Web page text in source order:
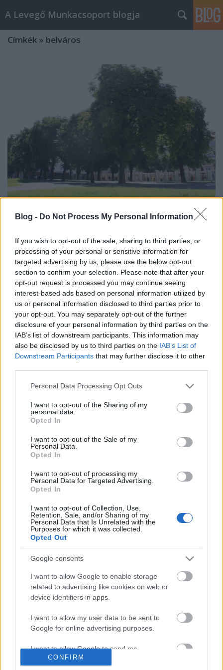
Blog - Do Not Process My Personal Information
If you wish to opt-out of the sale, sharing to third parties, or
processing of your personal or sensitive information for
targeted advertising by us, please use the below opt-out
section to confirm your selection. Please note that after your
opt-out request is processed you may continue seeing
interest-based ads based on personal information utilized by
us or personal information disclosed to third parties prior to
your opt-out. You may separately opt-out of the further
disclosure of your personal information by third parties on the
IAB’s list of downstream participants. This information may
also be disclosed by us to third parties on the IAB’s List of
Downstream Participants that may further disclose it to other
Please note that this website/app uses one or more Google
not limited to your visit or usage behaviour. You may click to
grant or deny consent to Google and its third-party tags to
use your data for below specified purposes in below Google
consent section.
Personal Data Processing Opt Outs
I want to opt-out of the Sharing of my
personal data.
Opted In
I want to opt-out of the Sale of my
Personal Data.
Opted In
I want to opt-out of processing my
Personal Data for Targeted Advertising.
Opted In
I want to opt-out of Collection, Use,
Retention, Sale, and/or Sharing of my
Personal Data that Is Unrelated with the
Purposes for which it was collected.
Opted Out
Google consents
I want to allow Google to enable storage
related to advertising like cookies on web or
device identifiers in apps.
I want to allow my user data to be sent to
Google for online advertising purposes.
I want to allow Google to send me
personalized advertising.
CONFIRM
A Levegő Munkacsoport blogja
Címkék » belváros
Jobban is lehetne hasznosítani a
Levegő Munkacsoport• 2017. augusztus 08.
Külföldiként feltűnt nekem, hogy Budapest központi
részében – különösen Pesten – mennyire kiváltságos
helyzetben vannak az autók a gyalogosok kárára. A
parkolóhelyek egyike azoknak a
kellemetlenségeknek, amivel az autók és
betonrengeteg által sújtott járókelők a városban
szembesülnek. Terepmunkám…
Sziszifuszi munka a környezetet
kulturáltabbá tenni?
A mitológiai Sziszüphosz korinthoszi király az
alvilágban azzal bűnhődött vétkeiért, hogy egy nagy
sziklát kellett a hegy tetejére felvonszolnia, de
mielőtt felért volna, ereje fogytán, a kő mindig
visszagördült. A háború előtt - mesélte egy
ismerősöm - a háztulajdonosoknak…
Megkapaszkodik a közautó